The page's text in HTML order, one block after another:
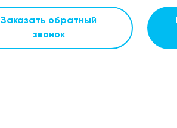
Заказать обратный
звонок